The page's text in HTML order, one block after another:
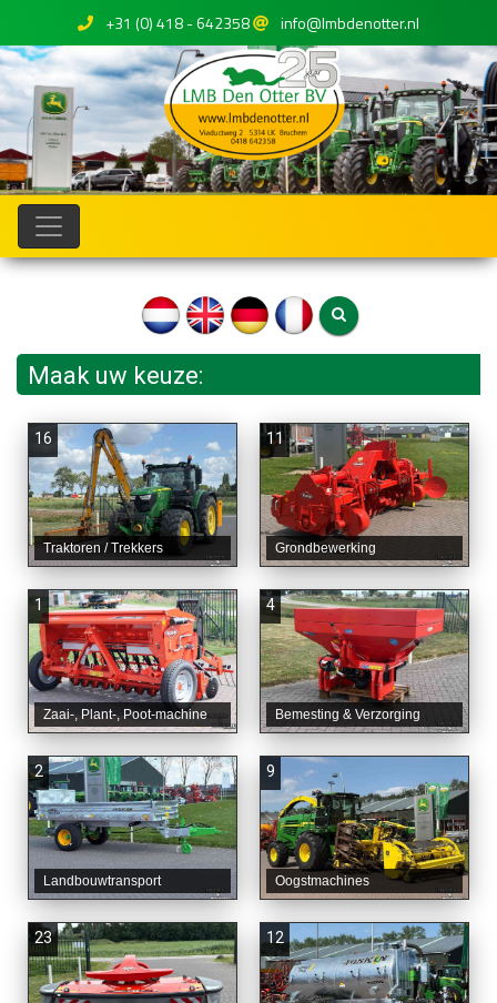
+31 (0) 418 - 642358 info@lmbdenotter.nl
Maak uw keuze:
16
Traktoren / Trekkers
11
Grondbewerking
1
Zaai-, Plant-, Poot-machine
4
Bemesting & Verzorging
2
Landbouwtransport
9
Oogstmachines
23 12